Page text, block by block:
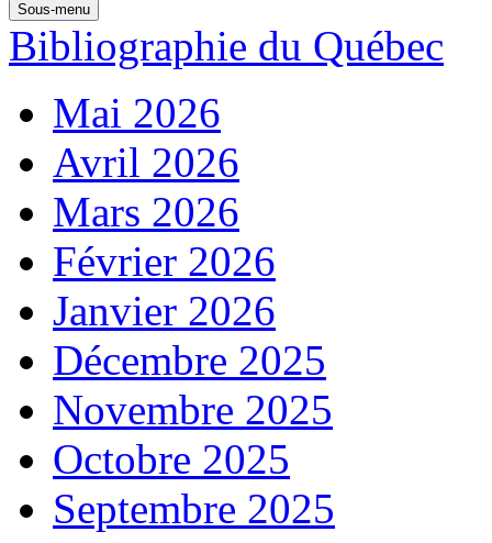
Sous-menu
Bibliographie du Québec
Mai 2026
Avril 2026
Mars 2026
Février 2026
Janvier 2026
Décembre 2025
Novembre 2025
Octobre 2025
Septembre 2025